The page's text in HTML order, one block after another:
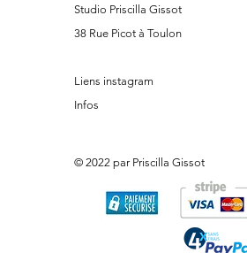
Studio Priscilla Gissot
38 Rue Picot à Toulon
Liens instagram
Infos
© 2022 par Priscilla Gissot